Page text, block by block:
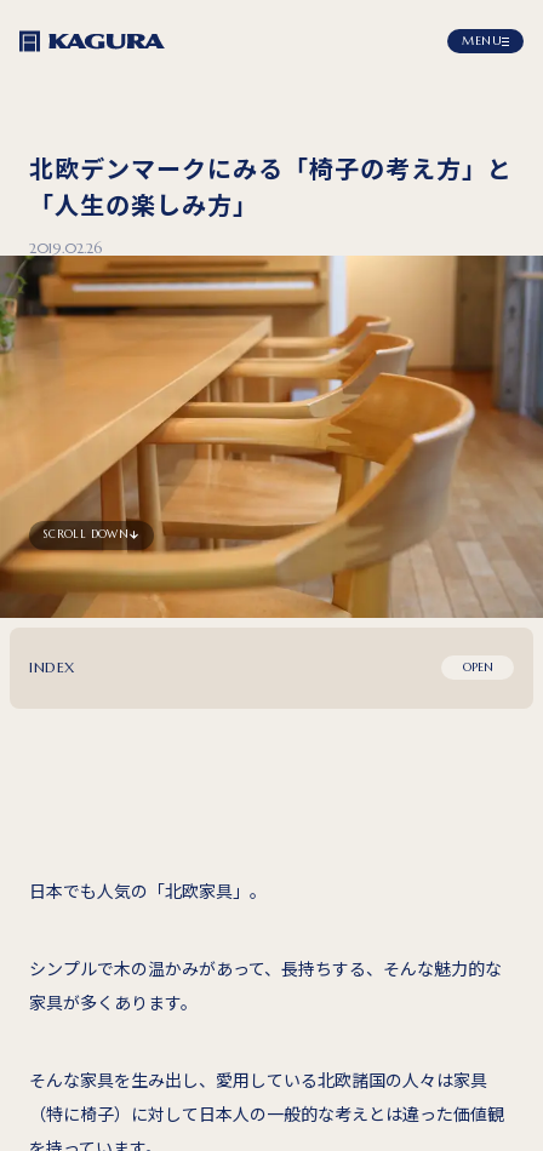
MENU
北欧デンマークにみる「椅子の考え方」と
「人生の楽しみ方」
2019.02.26
SCROLL DOWN
INDEX OPEN
日本でも人気の「北欧家具」。
シンプルで木の温かみがあって、長持ちする、そんな魅力的な
家具が多くあります。
そんな家具を生み出し、愛用している北欧諸国の人々は家具
（特に椅子）に対して日本人の一般的な考えとは違った価値観